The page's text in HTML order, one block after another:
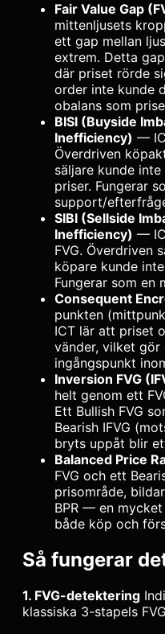
Fair Value Gap
mittenljusets
ett gap mellan
extrem. Detta
där priset rörde
order inte kunde
obalans som
BISI (Buyside
Inefficiency) —
Överdriven
säljare kunde
priser. Fungerar
support/
SIBI (Sellside
Inefficiency) —
FVG. Överdriven
köpare kunde
Fungerar som en
Consequent
punkten
ICT lär att priset
vänder, vilket gör
ingångspunkt
Inversion FVG
helt genom ett
Ett Bullish FVG
Bearish IFVG
bryts uppåt blir
Balanced Price
FVG och ett
prisområde,
BPR — en
både köp och
Så fungerar
1. FVG-detektering
klassiska 3-stapels